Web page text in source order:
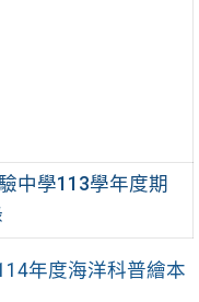
中學113學年度期
年度海洋科普繪本